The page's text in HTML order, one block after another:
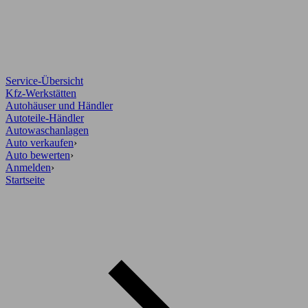
Service-Übersicht
Kfz-Werkstätten
Autohäuser und Händler
Autoteile-Händler
Autowaschanlagen
Auto verkaufen›
Auto bewerten›
Anmelden›
Startseite